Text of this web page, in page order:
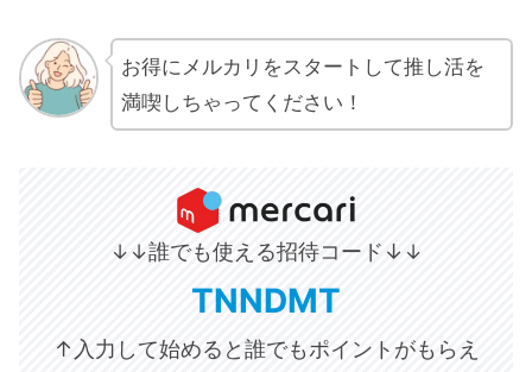
お得にメルカリをスタートして推し活を
満喫しちゃってください！
↓↓誰でも使える招待コード↓ ↓
TNNDMT
↑入力して始めると誰でもポイントがもらえ